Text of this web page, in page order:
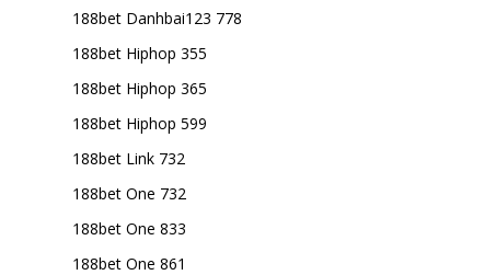
188bet Danhbai123 778
188bet Hiphop 355
188bet Hiphop 365
188bet Hiphop 599
188bet Link 732
188bet One 732
188bet One 833
188bet One 861